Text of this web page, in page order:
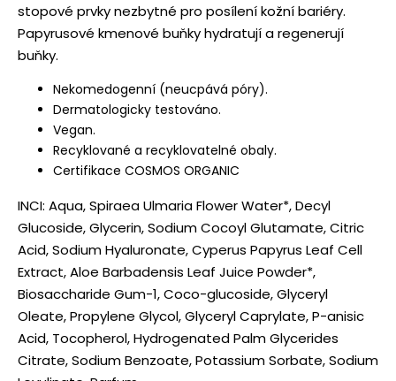
stopové prvky nezbytné pro posílení kožní bariéry.
Papyrusové kmenové buňky hydratují a regenerují
buňky.
Nekomedogenní (neucpává póry).
Dermatologicky testováno.
Vegan.
Recyklované a recyklovatelné obaly.
Certifikace COSMOS ORGANIC
INCI: Aqua, Spiraea Ulmaria Flower Water*, Decyl
Glucoside, Glycerin, Sodium Cocoyl Glutamate, Citric
Acid, Sodium Hyaluronate, Cyperus Papyrus Leaf Cell
Extract, Aloe Barbadensis Leaf Juice Powder*,
Biosaccharide Gum-1, Coco-glucoside, Glyceryl
Oleate, Propylene Glycol, Glyceryl Caprylate, P-anisic
Acid, Tocopherol, Hydrogenated Palm Glycerides
Citrate, Sodium Benzoate, Potassium Sorbate, Sodium